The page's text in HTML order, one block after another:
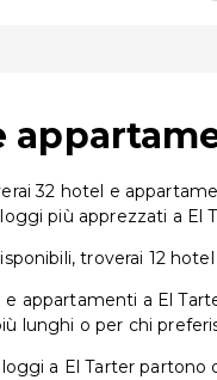
32 hotel e
più apprezzati a El
troverai 12
appartamenti a El
lunghi o per chi
a El Tarter